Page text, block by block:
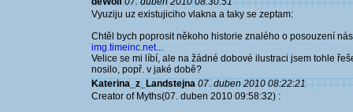
Vyuziju uz existujiciho vlakna a taky se zeptam:
Chtěl bych poprosit někoho historie znalého o posouzení
img.timeinc.net...
Velice se mi líbí, ale na žádné dobové ilustraci jsem tohle
nosilo, popř. v jaké době?
Katerina_z_Landstejna 07. duben 2010 08:22:21
Creator of Myths(07. duben 2010 09:58:32) :